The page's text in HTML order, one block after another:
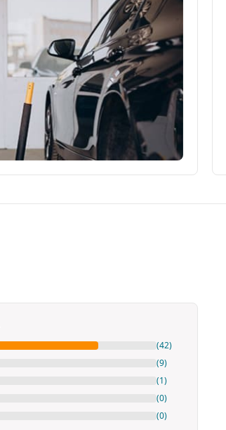
(42)
(9)
(1)
(0)
(0)